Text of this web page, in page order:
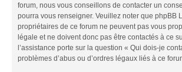
forum, nous vous conseillons de contacter un
pourra vous renseigner. Veuillez noter que phpBB
propriétaires de ce forum ne peuvent pas vous
légale et ne doivent donc pas être contactés à ce
l’assistance porte sur la question « Qui dois-je
problèmes d’abus ou d’ordres légaux liés à ce